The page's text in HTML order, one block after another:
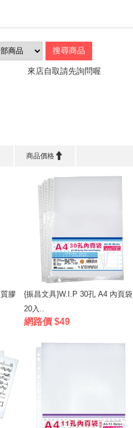
來店自取請先詢問喔
商品價格 
膠
{振昌文具}W.I.P 30孔 A4 內頁袋
20入..
網路價 $49